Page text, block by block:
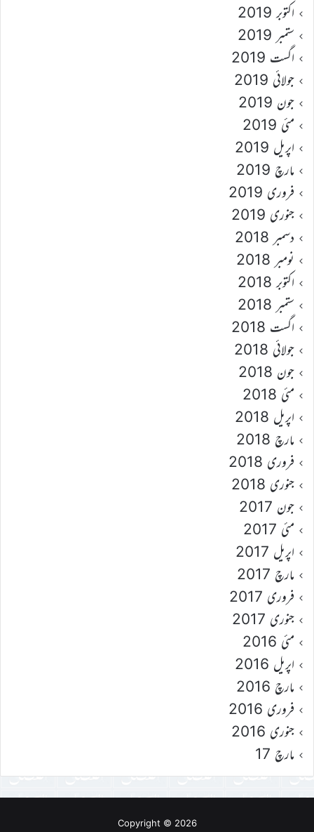
اکتوبر 2019
ستمبر 2019
اگست 2019
جولائی 2019
جون 2019
مئی 2019
اپریل 2019
مارچ 2019
فروری 2019
جنوری 2019
دسمبر 2018
نومبر 2018
اکتوبر 2018
ستمبر 2018
اگست 2018
جولائی 2018
جون 2018
مئی 2018
اپریل 2018
مارچ 2018
فروری 2018
جنوری 2018
جون 2017
مئی 2017
اپریل 2017
مارچ 2017
فروری 2017
جنوری 2017
مئی 2016
اپریل 2016
مارچ 2016
فروری 2016
جنوری 2016
مارچ 17
Copyright © 2026